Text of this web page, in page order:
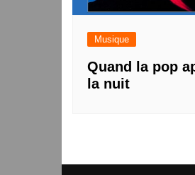
Musique
Quand la pop
la nuit